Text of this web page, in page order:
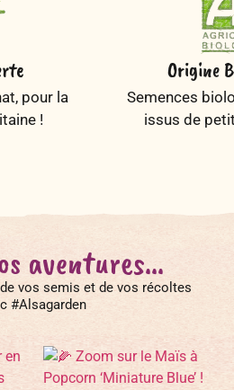
pour la
!
Origine
Semences
issus de
aventures...
vos semis et de vos récoltes
#Alsagarden